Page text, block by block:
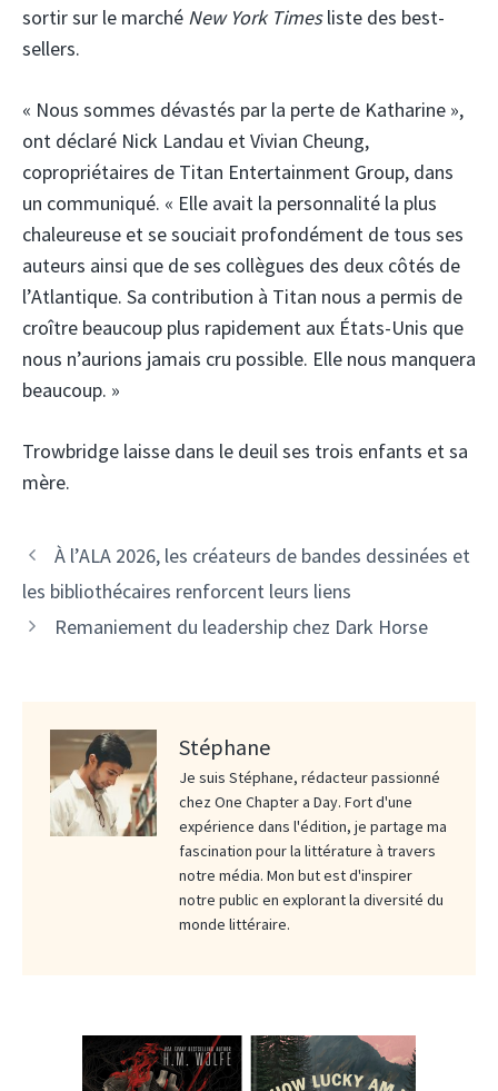
sortir sur le marché New York Timesliste des best-
sellers.
« Nous sommes dévastés par la perte de Katharine »,
ont déclaré Nick Landau et Vivian Cheung,
copropriétaires de Titan Entertainment Group, dans
un communiqué. « Elle avait la personnalité la plus
chaleureuse et se souciait profondément de tous ses
auteurs ainsi que de ses collègues des deux côtés de
l’Atlantique. Sa contribution à Titan nous a permis de
croître beaucoup plus rapidement aux États-Unis que
nous n’aurions jamais cru possible. Elle nous manquera
beaucoup. »
Trowbridge laisse dans le deuil ses trois enfants et sa
mère.
À l’ALA 2026, les créateurs de bandes dessinées et
les bibliothécaires renforcent leurs liens
Remaniement du leadership chez Dark Horse
Stéphane
Je suis Stéphane, rédacteur passionné
chez One Chapter a Day. Fort d'une
expérience dans l'édition, je partage ma
fascination pour la littérature à travers
notre média. Mon but est d'inspirer
notre public en explorant la diversité du
monde littéraire.